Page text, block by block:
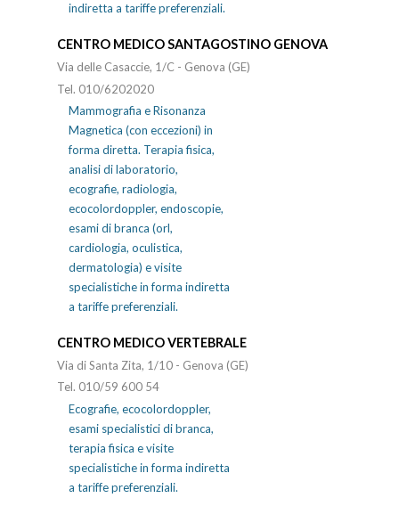
indiretta a tariffe preferenziali.
CENTRO MEDICO SANTAGOSTINO GENOVA
Via delle Casaccie, 1/C - Genova (GE)
Tel. 010/6202020
Mammografia e Risonanza
Magnetica (con eccezioni) in
forma diretta. Terapia fisica,
analisi di laboratorio,
ecografie, radiologia,
ecocolordoppler, endoscopie,
esami di branca (orl,
cardiologia, oculistica,
dermatologia) e visite
specialistiche in forma indiretta
a tariffe preferenziali.
CENTRO MEDICO VERTEBRALE
Via di Santa Zita, 1/10 - Genova (GE)
Tel. 010/59 600 54
Ecografie, ecocolordoppler,
esami specialistici di branca,
terapia fisica e visite
specialistiche in forma indiretta
a tariffe preferenziali.